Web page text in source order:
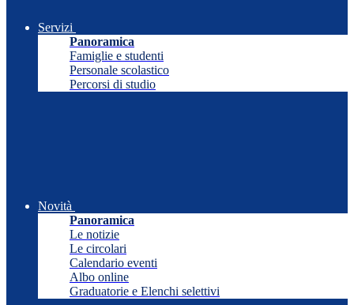
Servizi
Panoramica
Famiglie e studenti
Personale scolastico
Percorsi di studio
Novità
Panoramica
Le notizie
Le circolari
Calendario eventi
Albo online
Graduatorie e Elenchi selettivi